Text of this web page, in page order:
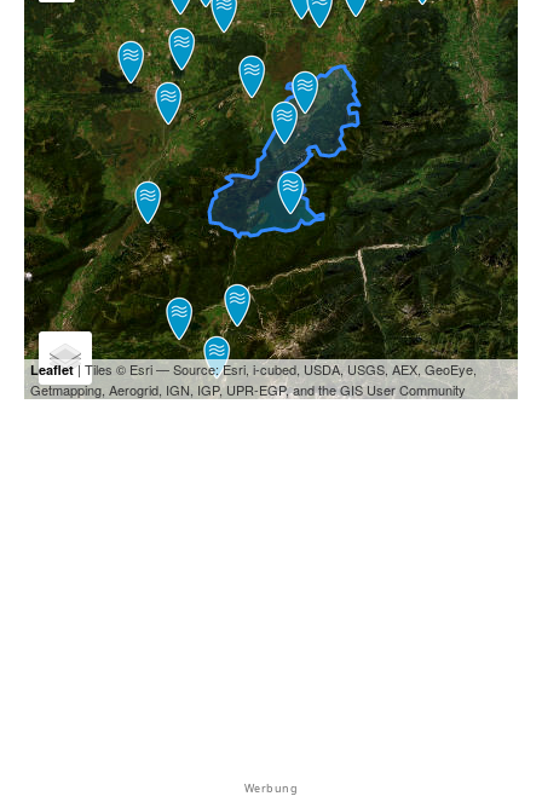
Leaflet| Tiles © Esri — Source: Esri, i-cubed, USDA, USGS, AEX, GeoEye,
Getmapping, Aerogrid, IGN, IGP, UPR-EGP, and the GIS User Community
Werbung